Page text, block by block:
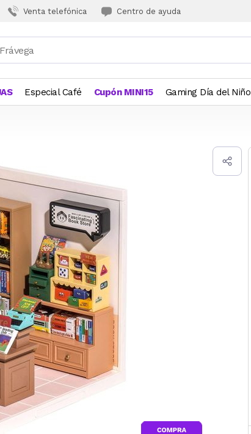
Venta telefónica Centro de ayuda
Especial Café Cupón MINI15 Gaming Día del Niño